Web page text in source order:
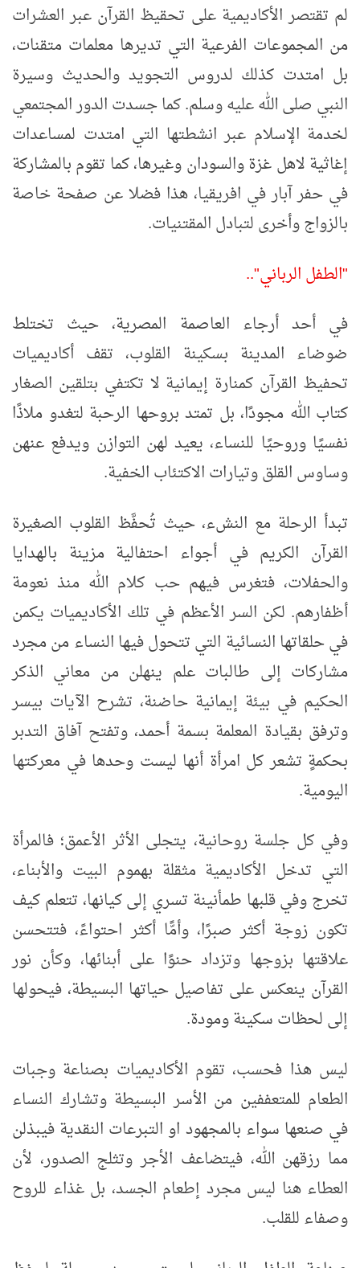
لم تقتصر الأكاديمية على تحقيظ القرآن عبر العشرات
من المجموعات الفرعية التي تديرها معلمات متقنات،
بل امتدت كذلك لدروس التجويد والحديث وسيرة
النبي صلى الله عليه وسلم. كما جسدت الدور المجتمعي
لخدمة الإسلام عبر انشطتها التي امتدت لمساعدات
إغاثية لاهل غزة والسودان وغيرها، كما تقوم بالمشاركة
في حفر آبار في افريقيا، هذا فضلا عن صفحة خاصة
بالزواج وأخرى لتبادل المقتنيات.
"الطفل الرباني"..
في أحد أرجاء العاصمة المصرية، حيث تختلط
ضوضاء المدينة بسكينة القلوب، تقف أكاديميات
تحفيظ القرآن كمنارة إيمانية لا تكتفي بتلقين الصغار
كتاب الله مجودًا، بل تمتد بروحها الرحبة لتغدو ملاذًا
نفسيًا وروحيًا للنساء، يعيد لهن التوازن ويدفع عنهن
وساوس القلق وتيارات الاكتئاب الخفية.
تبدأ الرحلة مع النشء، حيث تُحفَّظ القلوب الصغيرة
القرآن الكريم في أجواء احتفالية مزينة بالهدايا
والحفلات، فتغرس فيهم حب كلام الله منذ نعومة
أظفارهم. لكن السر الأعظم في تلك الأكاديميات يكمن
في حلقاتها النسائية التي تتحول فيها النساء من مجرد
مشاركات إلى طالبات علم ينهلن من معاني الذكر
الحكيم في بيئة إيمانية حاضنة، تشرح الآيات بيسر
وترفق بقيادة المعلمة بسمة أحمد، وتفتح آفاق التدبر
بحكمةٍ تشعر كل امرأة أنها ليست وحدها في معركتها
اليومية.
وفي كل جلسة روحانية، يتجلى الأثر الأعمق؛ فالمرأة
التي تدخل الأكاديمية مثقلة بهموم البيت والأبناء،
تخرج وفي قلبها طمأنينة تسري إلى كيانها، تتعلم كيف
تكون زوجة أكثر صبرًا، وأمًّا أكثر احتواءً، فتتحسن
علاقتها بزوجها وتزداد حنوًا على أبنائها، وكأن نور
القرآن ينعكس على تفاصيل حياتها البسيطة، فيحولها
إلى لحظات سكينة ومودة.
ليس هذا فحسب، تقوم الأكاديميات بصناعة وجبات
الطعام للمتعففين من الأسر البسيطة وتشارك النساء
في صنعها سواء بالمجهود او التبرعات النقدية فيبذلن
مما رزقهن الله، فيتضاعف الأجر وتثلج الصدور، لأن
العطاء هنا ليس مجرد إطعام الجسد، بل غذاء للروح
وصفاء للقلب.